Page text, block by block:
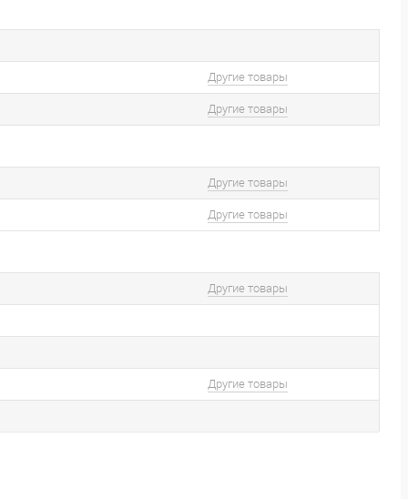
Другие товары
Другие товары
Другие товары
Другие товары
Другие товары
Другие товары